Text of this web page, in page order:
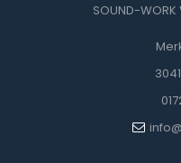
SOUND-